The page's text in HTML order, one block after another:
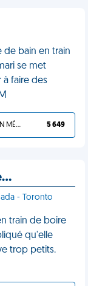
de bain en train
se met
à faire des
TU L'AS BIEN MÉRITÉ 5 649
- Toronto
train de boire
qu'elle
trop petits.